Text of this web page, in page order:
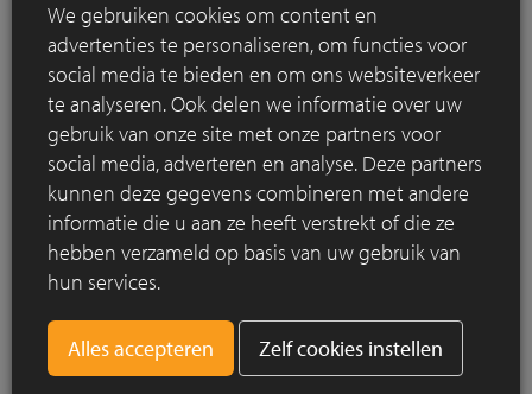
Preventieadviseur Niv 2 - Parttime :ontdek hier-stuur je cv
Maintenance manager:ontdek hier-stuur je cv
Onderhouds elektromekanieker:ontdek hier-stuur je cv
Nog niet gevonden wat je zoekt?
Meer vacatures op onze job pagina:klik hier
We gebruiken cookies om content en
advertenties te personaliseren, om functies voor
social media te bieden en om ons websiteverkeer
te analyseren. Ook delen we informatie over uw
gebruik van onze site met onze partners voor
social media, adverteren en analyse. Deze partners
kunnen deze gegevens combineren met andere
informatie die u aan ze heeft verstrekt of die ze
hebben verzameld op basis van uw gebruik van
hun services.
Zelf cookies instellen